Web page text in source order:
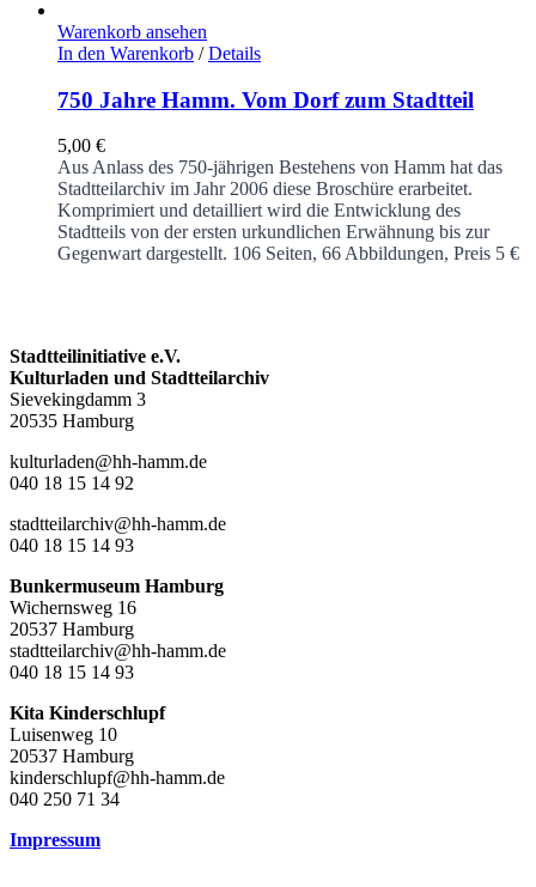
Warenkorb ansehen
In den Warenkorb / Details
750 Jahre Hamm. Vom Dorf zum Stadtteil
5,00 €
Aus Anlass des 750-jährigen Bestehens von Hamm hat das
Stadtteilarchiv im Jahr 2006 diese Broschüre erarbeitet.
Komprimiert und detailliert wird die Entwicklung des
Stadtteils von der ersten urkundlichen Erwähnung bis zur
Gegenwart dargestellt. 106 Seiten, 66 Abbildungen, Preis 5 €
Stadtteilinitiative e.V.
Kulturladen und Stadtteilarchiv
Sievekingdamm 3
20535 Hamburg
kulturladen@hh-hamm.de
040 18 15 14 92
stadtteilarchiv@hh-hamm.de
040 18 15 14 93
Bunkermuseum Hamburg
Wichernsweg 16
20537 Hamburg
stadtteilarchiv@hh-hamm.de
040 18 15 14 93
Kita Kinderschlupf
Luisenweg 10
20537 Hamburg
kinderschlupf@hh-hamm.de
040 250 71 34
Impressum